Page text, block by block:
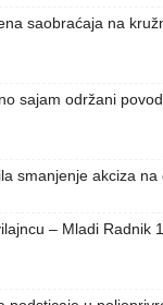
saobraćaja na
sajam održani
smanjenje akciza
– Mladi Radnik